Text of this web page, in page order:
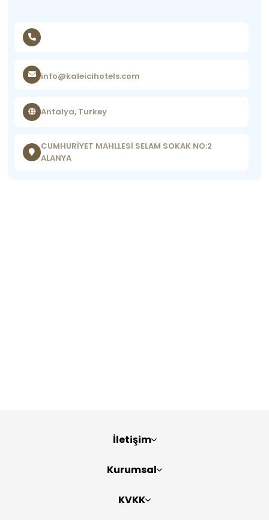
info@kaleicihotels.com
Antalya, Turkey
CUMHURİYET MAHLLESİ SELAM SOKAK NO:2
ALANYA
İletişim
Kurumsal
KVKK